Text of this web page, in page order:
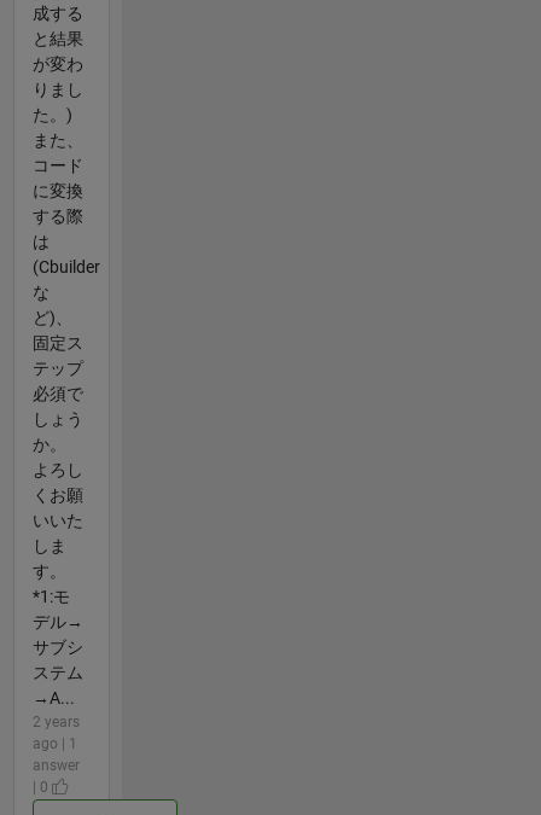
成する
と結果
が変わ
りまし
た。)
また、
コード
に変換
する際
は
(Cbuilder
な
ど)、
固定ス
テップ
必須で
しょう
か。
よろし
くお願
いいた
しま
す。
*1:モ
デル→
サブシ
ステム
→A...
2 years
ago | 1
answer
| 0